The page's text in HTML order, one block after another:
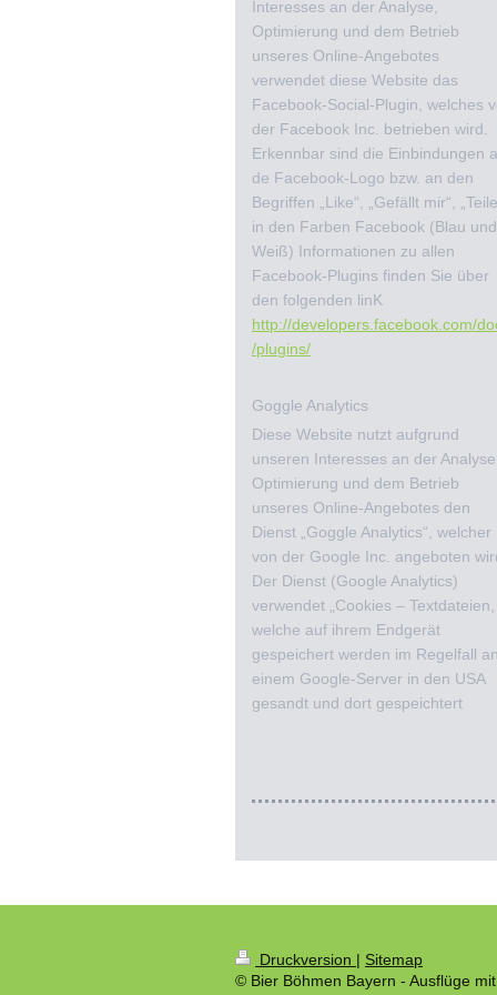
Interesses an der Analyse,
Optimierung und dem Betrieb
unseres Online-Angebotes
verwendet diese Website das
Facebook-Social-Plugin, welches
der Facebook Inc. betrieben wird.
Erkennbar sind die Einbindungen
de Facebook-Logo bzw. an den
Begriffen „Like“, „Gefällt mir“,
in den Farben Facebook (Blau und
Weiß) Informationen zu allen
Facebook-Plugins finden Sie über
den folgenden linK
http://developers.facebook.com/
/plugins/
Goggle Analytics
Diese Website nutzt aufgrund
unseren Interesses an der Analyse,
Optimierung und dem Betrieb
unseres Online-Angebotes den
Dienst „Goggle Analytics“, welcher
von der Google Inc. angeboten
Der Dienst (Google Analytics)
verwendet „Cookies – Textdateien,
welche auf ihrem Endgerät
gespeichert werden im Regelfall an
einem Google-Server in den USA
gesandt und dort gespeichtert
Druckversion | Sitemap
© Bier Böhmen Bayern - Ausflüge